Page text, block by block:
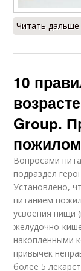
Читать
10
Group.
Вопросами
подраздел
Установлено,
питанием
усвоения пищи
желудочно-
накопленными
привычек
более 5